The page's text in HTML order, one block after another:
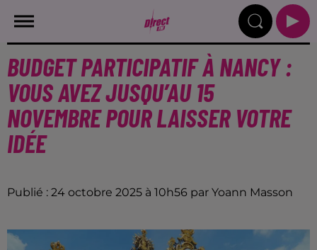
BUDGET PARTICIPATIF À NANCY :
VOUS AVEZ JUSQU’AU 15
NOVEMBRE POUR LAISSER VOTRE
IDÉE
Publié : 24 octobre 2025 à 10h56 par Yoann Masson